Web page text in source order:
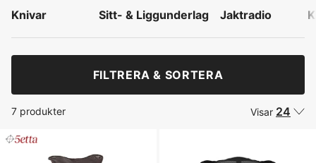
Knivar Sitt- & Liggunderlag Jaktradio
FILTRERA & SORTERA
7 produkter Visar 24